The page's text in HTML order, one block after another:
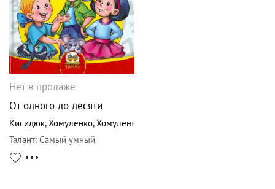
Нет в продаже
От одного до десяти
Кисидюк, Хомуленко, Хомуленко
Талант: Самый умный